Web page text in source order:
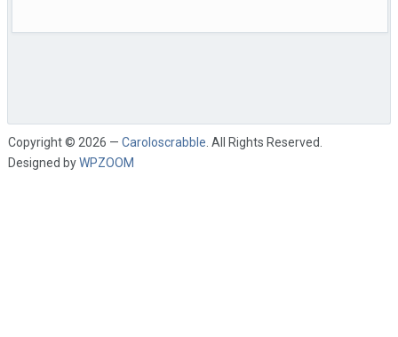
Copyright © 2026 — Caroloscrabble . All Rights Reserved.
Designed byWPZOOM